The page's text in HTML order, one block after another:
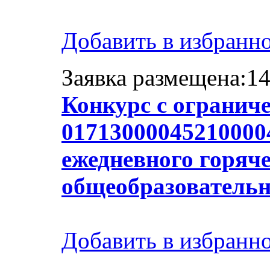
Добавить в
Заявка
Конкурс с
ежедневного
Добавить в